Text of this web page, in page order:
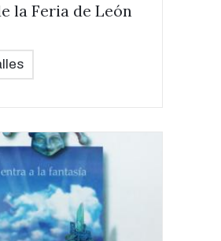
la Feria de León